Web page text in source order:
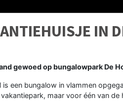
IN
gewoed op bungalowpark De
een bungalow in vlammen
maar voor één van de